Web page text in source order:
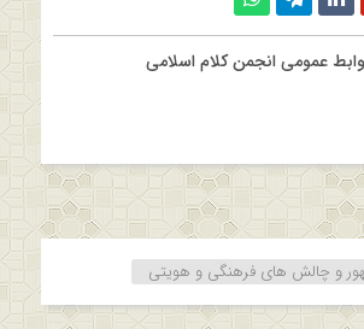
عمومی انجمن کلام اسلامی
و چالش های فرهنگی و هویتی